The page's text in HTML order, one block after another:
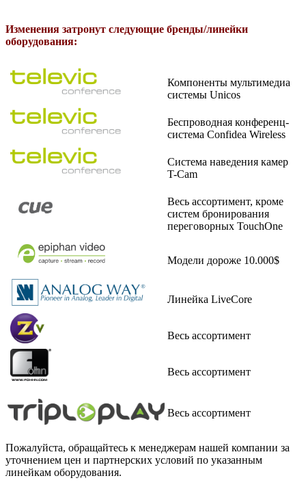
Изменения затронут следующие бренды/линейки
оборудования:
Компоненты мультимедиа
системы Unicos
Беспроводная конференц-
система Confidea Wireless
Система наведения камер
T-Cam
Весь ассортимент, кроме
систем бронирования
переговорных TouchOne
Модели дороже 10.000$
Линейка LiveCore
Весь ассортимент
Весь ассортимент
Весь ассортимент
Пожалуйста, обращайтесь к менеджерам нашей компании за
уточнением цен и партнерских условий по указанным
линейкам оборудования.